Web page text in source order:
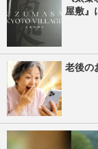
屋敷』
老後の